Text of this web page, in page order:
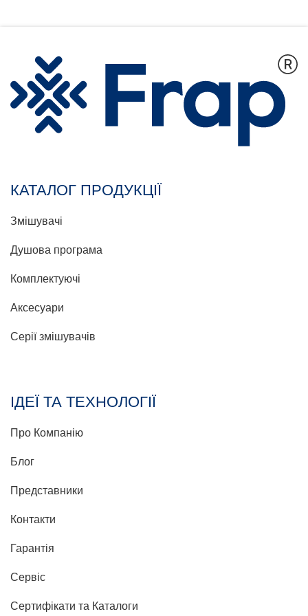
КАТАЛОГ ПРОДУКЦІЇ
Змішувачі
Душова програма
Комплектуючі
Аксесуари
Серії змішувачів
ІДЕЇ ТА ТЕХНОЛОГІЇ
Про Компанію
Блог
Представники
Контакти
Гарантія
Сервіс
Сертифікати та Каталоги